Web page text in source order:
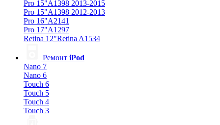
Pro 15"A1398 2013-2015
Pro 15"A1398 2012-2013
Pro 16"A2141
Pro 17"A1297
Retina 12"Retina A1534
Ремонт iPod
Nano 7
Nano 6
Touch 6
Touch 5
Touch 4
Touch 3